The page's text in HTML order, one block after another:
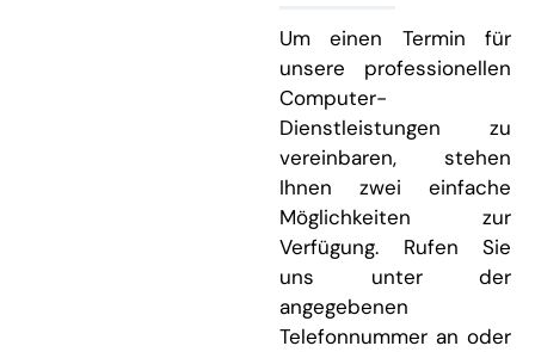
Um einen Termin für
unsere professionellen
Computer-
Dienstleistungen zu
vereinbaren, stehen
Ihnen zwei einfache
Möglichkeiten zur
Verfügung. Rufen Sie
uns unter der
angegebenen
Telefonnummer an oder